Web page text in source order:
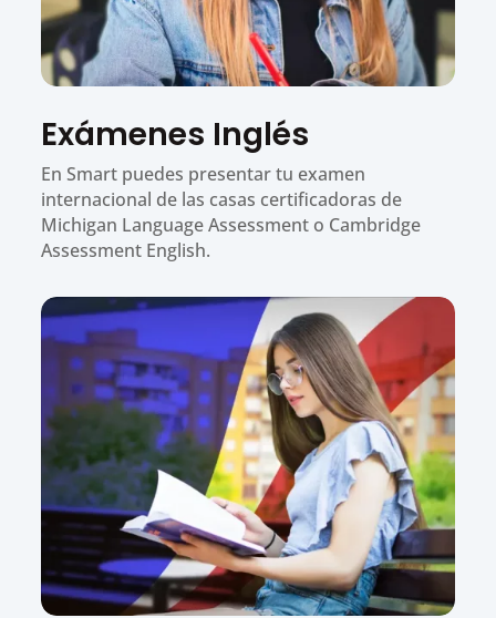
Exámenes Inglés
En Smart puedes presentar tu examen
internacional de las casas certificadoras de
Michigan Language Assessment o Cambridge
Assessment English.